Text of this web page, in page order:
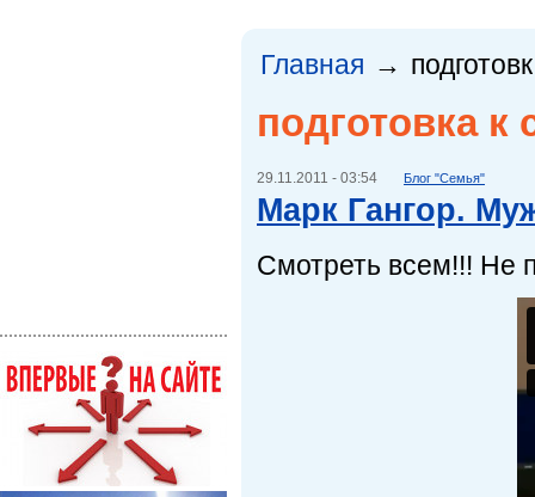
Главная →
подготовка к
29.11.2011 - 03:54 Блог "Семья"
Марк Гангор.
Смотреть всем!!! Не